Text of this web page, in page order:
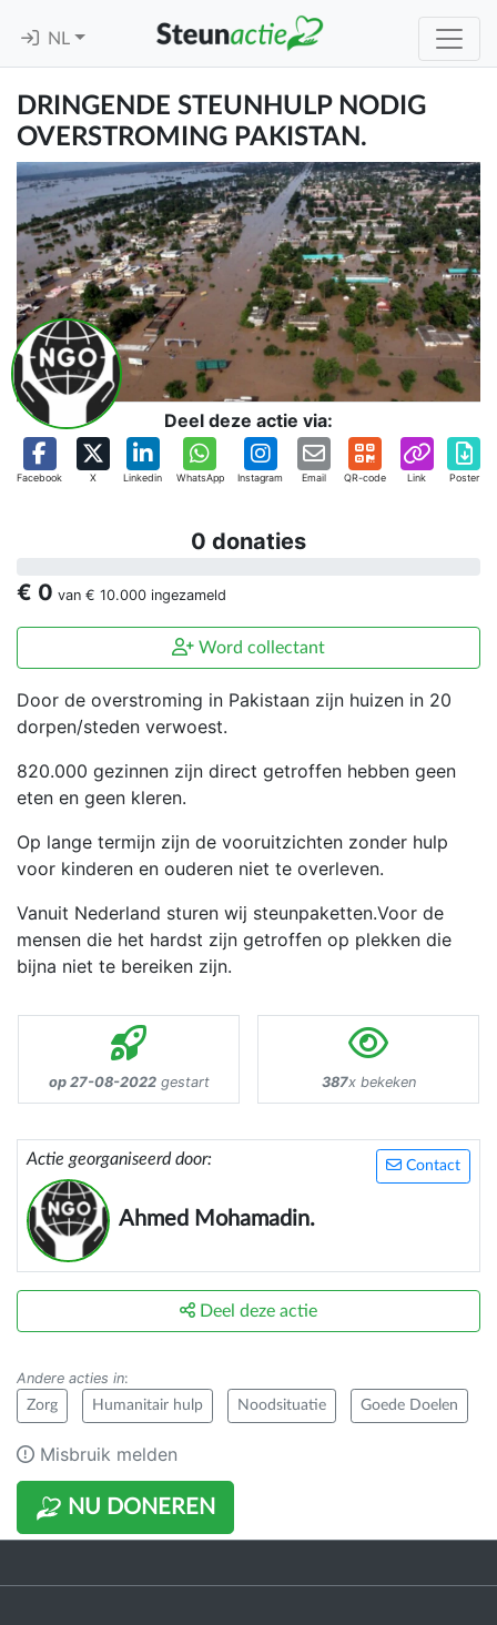
NL
DRINGENDE STEUNHULP NODIG
OVERSTROMING PAKISTAN.
Deel deze actie via:
Facebook X Linkedin WhatsApp Instagram Email QR-code Link Poster
0 donaties
€ 0 van € 10.000 ingezameld
Word collectant
Door de overstroming in Pakistaan zijn huizen in 20
dorpen/steden verwoest.
820.000 gezinnen zijn direct getroffen hebben geen
eten en geen kleren.
Op lange termijn zijn de vooruitzichten zonder hulp
voor kinderen en ouderen niet te overleven.
Vanuit Nederland sturen wij steunpaketten.Voor de
mensen die het hardst zijn getroffen op plekken die
bijna niet te bereiken zijn.
op 27-08-2022gestart 387x bekeken
Contact
Actie georganiseerd door:
Ahmed Mohamadin.
NU DONEREN
Deel deze actie
Andere acties in:
Zorg Humanitair hulp Noodsituatie Goede Doelen
Misbruik melden